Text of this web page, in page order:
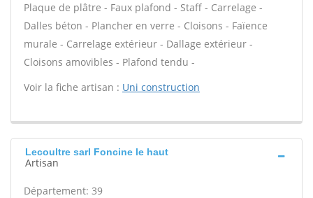
Plaque de plâtre - Faux plafond - Staff - Carrelage -
Dalles béton - Plancher en verre - Cloisons - Faïence
murale - Carrelage extérieur - Dallage extérieur -
Cloisons amovibles - Plafond tendu -
Voir la fiche artisan : Uni construction
Lecoultre sarl Foncine le haut
Artisan
Département: 39